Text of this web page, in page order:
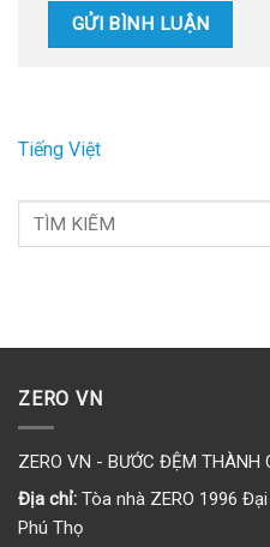
Tiếng Việt
ZERO VN
ZERO VN - BƯỚC ĐỆM THÀNH
Địa chỉ: Tòa nhà ZERO 1996
Phú Thọ